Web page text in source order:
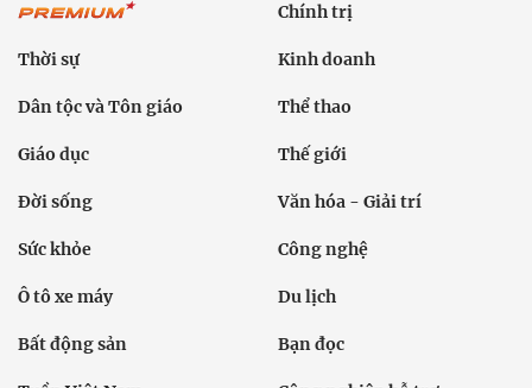
Chính trị
Thời sự Kinh doanh
Dân tộc và Tôn giáo Thể thao
Giáo dục Thế giới
Đời sống Văn hóa - Giải trí
Sức khỏe Công nghệ
Ô tô xe máy Du lịch
Bất động sản Bạn đọc